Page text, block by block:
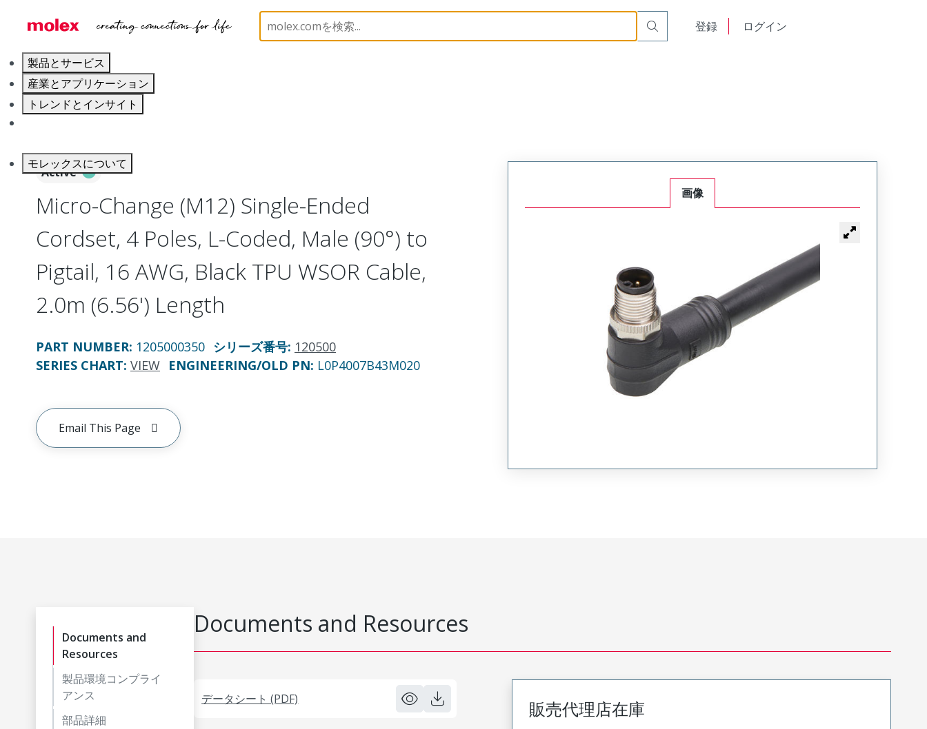
登録 ログイン
製品とサービス
産業とアプリケーション
トレンドとインサイト
モレックスについて
Industrial Cable Assemblies 120500 1205000350
Active
Micro-Change (M12) Single-Ended
Cordset, 4 Poles, L-Coded, Male (90°) to
Pigtail, 16 AWG, Black TPU WSOR Cable,
2.0m (6.56') Length
PART NUMBER: 1205000350 シリーズ番号: 120500
SERIES CHART: VIEW ENGINEERING/OLD PN: L0P4007B43M020
Email This Page
画像
Documents and
Resources
製品環境コンプライ
アンス
部品詳細
Documents and Resources
データシート (PDF) 販売代理店在庫